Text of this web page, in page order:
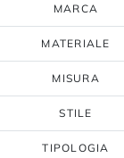
MARCA
MATERIALE
MISURA
STILE
TIPOLOGIA